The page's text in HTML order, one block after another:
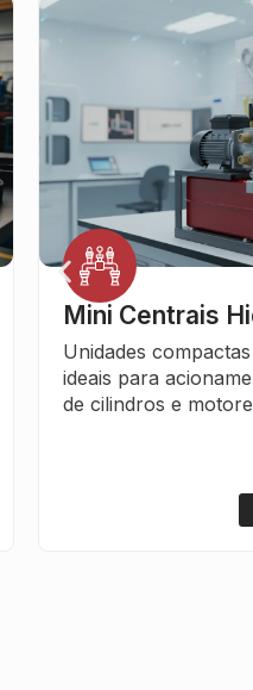
Motores
Projetados para
torque e operação
diferentes tipos de